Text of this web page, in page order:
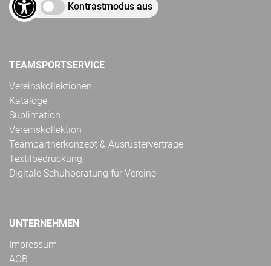
Kontrastmodus aus
TEAMSPORTSERVICE
Vereinskollektionen
Kataloge
Sublimation
Vereinskollektion
Teampartnerkonzept & Ausrüsterverträge
Textilbedruckung
Digitale Schuhberatung für Vereine
UNTERNEHMEN
Impressum
AGB